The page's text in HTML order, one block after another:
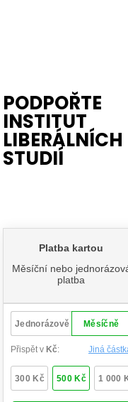
PODPOŘTE
INSTITUT
LIBERÁLNÍCH
STUDIÍ